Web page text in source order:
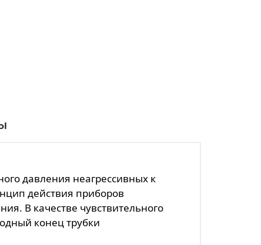
давления неагрессивных к
действия приборов
В качестве чувствительного
конец трубки